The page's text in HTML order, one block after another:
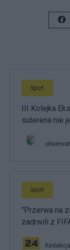
Sport
III Kolejka
suterena nie
Sport
"Przerwa na
zadrwili z
Redakcja